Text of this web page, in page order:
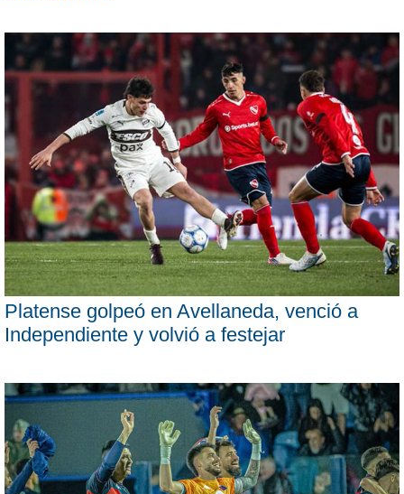
Platense golpeó en Avellaneda, venció a
Independiente y volvió a festejar